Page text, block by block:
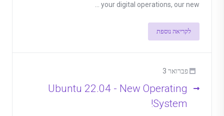
your digital operations, our new ...
לקריאה נוספת
פברואר 3
Ubuntu 22.04 - New Operating
System!